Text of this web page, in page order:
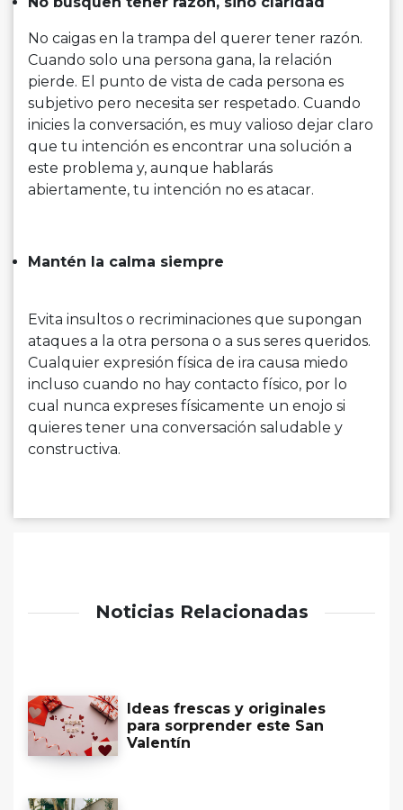
No caigas en la trampa del querer tener razón.
Cuando solo una persona gana, la relación
pierde. El punto de vista de cada persona es
subjetivo pero necesita ser respetado. Cuando
inicies la conversación, es muy valioso dejar claro
que tu intención es encontrar una solución a
este problema y, aunque hablarás
abiertamente, tu intención no es atacar.
Mantén la calma siempre
Evita insultos o recriminaciones que supongan
ataques a la otra persona o a sus seres queridos.
Cualquier expresión física de ira causa miedo
incluso cuando no hay contacto físico, por lo
cual nunca expreses físicamente un enojo si
quieres tener una conversación saludable y
constructiva.
Noticias Relacionadas
Ideas frescas y originales
para sorprender este San
Valentín